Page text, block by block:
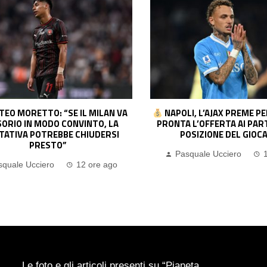
L’AJAX PREME PER NOA LANG:
L’OFFERTA AI PARTENOPEI. LA
DEL GIOCATORE
CONTATTI FITTI TRA
MADRID E TOTTENHAM
L’INTER SI ALLONTANA…